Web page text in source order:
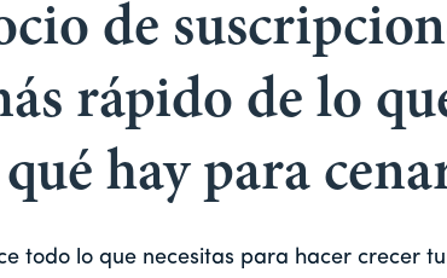
de
rápido de lo
qué hay para
todo lo que necesitas para hacer crecer